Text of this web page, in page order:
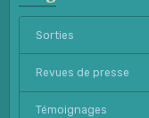
Sorties
Revues de presse
Témoignages